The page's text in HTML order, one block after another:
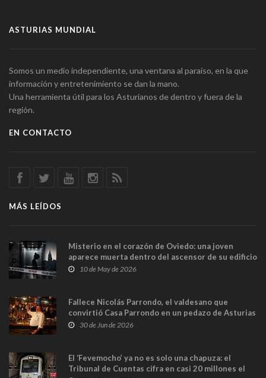
ASTURIAS MUNDIAL
Somos un medio independiente, una ventana al paraíso, en la que
información y entretenimiento se dan la mano.
Una herramienta útil para los Asturianos de dentro y fuera de la
región.
EN CONTACTO
MÁS LEÍDOS
Misterio en el corazón de Oviedo: una joven
aparece muerta dentro del ascensor de su edificio
y las cámaras captan sus últimos minutos
10 de May de 2026
Fallece Nicolás Parrondo, el valdesano que
convirtió Casa Parrondo en un pedazo de Asturias
en Madrid
30 de Jun de 2026
El ‘Fevemocho’ ya no es solo una chapuza: el
Tribunal de Cuentas cifra en casi 20 millones el